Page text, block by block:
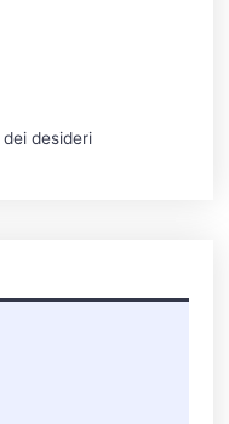
desideri